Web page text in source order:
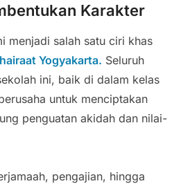
Karakter
menjadi salah satu ciri khas
Yogyakarta. Seluruh
ini, baik di dalam kelas
untuk menciptakan
penguatan akidah dan nilai-
pengajian, hingga